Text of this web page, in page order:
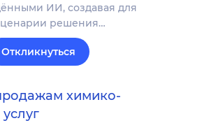
ИИ, создавая для
решения…
Откликнуться
химико-